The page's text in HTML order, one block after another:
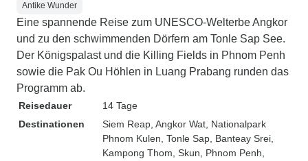
Antike Wunder
Eine spannende Reise zum UNESCO-Welterbe Angkor
und zu den schwimmenden Dörfern am Tonle Sap See.
Der Königspalast und die Killing Fields in Phnom Penh
sowie die Pak Ou Höhlen in Luang Prabang runden das
Programm ab.
Reisedauer
14 Tage
Destinationen
Siem Reap , Angkor Wat , Nationalpark
Phnom Kulen , Tonle Sap , Banteay Srei
Kampong Thom , Skun , Phnom Penh